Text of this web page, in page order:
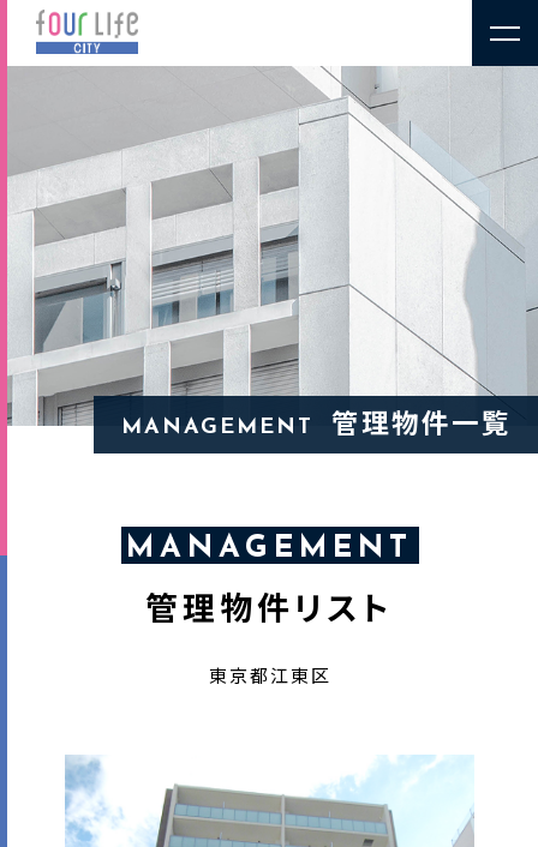
MANAGEMENT 管理物件一覧
MANAGEMENT
管理物件リスト
東京都江東区